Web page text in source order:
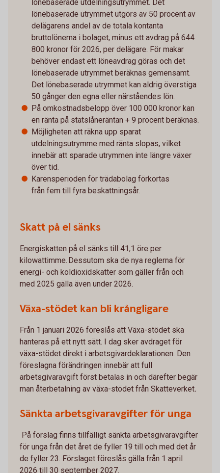
lönebaserade utdelningsutrymmet. Det
lönebaserade utrymmet utgörs av 50 procent av
delägarens andel av de totala kontanta
bruttolönerna i bolaget, minus ett avdrag på 644
800 kronor för 2026, per delägare. För makar
behöver endast ett löneavdrag göras och det
lönebaserade utrymmet beräknas gemensamt.
Det lönebaserade utrymmet kan aldrig överstiga
50 gånger den egna eller närståendes lön.
På omkostnadsbelopp över 100 000 kronor kan
en ränta på statslåneräntan + 9 procent beräknas.
Möjligheten att räkna upp sparat
utdelningsutrymme med ränta slopas, vilket
innebär att sparade utrymmen inte längre växer
över tid.
Karensperioden för trädabolag förkortas
från fem till fyra beskattningsår.
Skatt på el sänks
Energiskatten på el sänks till 41,1 öre per
kilowattimme. Dessutom ska de nya reglerna för
energi- och koldioxidskatter som gäller från och
med 2025 gälla även under 2026.
Växa-stödet kan bli krångligare
Från 1 januari 2026 föreslås att Växa-stödet ska
hanteras på ett nytt sätt. I dag sker avdraget för
växa-stödet direkt i arbetsgivardeklarationen. Den
föreslagna förändringen innebär att full
arbetsgivaravgift först betalas in och därefter begär
man återbetalning av växa-stödet från Skatteverket.
Sänkta arbetsgivaravgifter för unga
På förslag finns tillfälligt sänkta arbetsgivaravgifter
för unga från det året de fyller 19 till och med det år
de fyller 23. Förslaget föreslås gälla från 1 april
2026 till 30 september 2027.